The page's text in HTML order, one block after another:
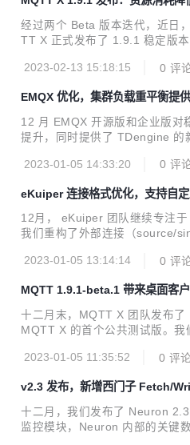
内创建物联网边缘分析应用。
本。该版本的主要亮点有： 零
数，用户无需编码即可针对流式
升
经过两个 Beta 版本迭代，近日
TT X 正式发布了 1.9.1 稳定版本
方面，以接收大量消息场景为例
幅优化提升，极大降低了系统崩
户进行物联网性能测试，进而构
的保障。 最新版本：点击下载
版本中，我们针对 MQTT X 的
能优化工作，以提升在接收大量
2023-02-13 15:18:15 0 评
EMQX 优化，集群负载重平衡提
12 月 EMQX 开源版和企业版对
提升，同时提供了 TDengine 的
增支持 Google Pub/Sub，为使
MQX 节点疏散能力在
雅升级。 EMQX 12 月 EMQX
了 Dashboard 1.1.3 版本。企
2023-01-05 14:33:20 0 评
eKuiper 连接格式优化，支持自
12月， eKuiper 团队继续专注于
我们重构了外部连接（source/
益于新的格式机制，我们大幅完
的方式消费文件系统数据；最后
则和配置的导入导出功能，支持
复了一些问题，并发布到 1.7.x
括： v1.8.0-alpha.3：包含
4：包含 bug fix...
2023-01-05 13:14:14 0 评
MQTT 1.9.1-beta.1 带来桌面客
资源消耗
十二月末，MQTT X 团队发布
MQTT X 的首个公共测试版。我
更加稳定的版本，进而帮助用户
化了 MQTT X 桌面端使用时的
过程中的卡顿现象和内存消耗，
库崩溃的情况；在 MQTT X CLI
2023-01-05 11:35:52 0 评论
v2.3 发布，新增西门子 Fetch/
十二月，我们发布了 Neuron
监控模块，Neuron 内部的关键